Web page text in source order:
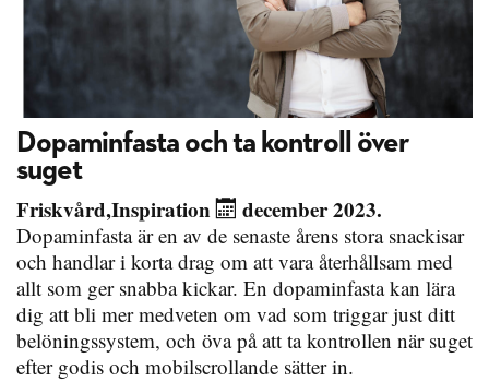
Dopaminfasta och ta kontroll över
suget
Friskvård,Inspiration december 2023.
Dopaminfasta är en av de senaste årens stora snackisar
och handlar i korta drag om att vara återhållsam med
allt som ger snabba kickar. En dopaminfasta kan lära
dig att bli mer medveten om vad som triggar just ditt
belöningssystem, och öva på att ta kontrollen när suget
efter godis och mobilscrollande sätter in.